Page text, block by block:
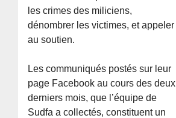
les crimes des miliciens,
dénombrer les victimes, et appeler
au soutien.
Les communiqués postés sur leur
page Facebook au cours des deux
derniers mois, que l’équipe de
Sudfa a collectés, constituent un